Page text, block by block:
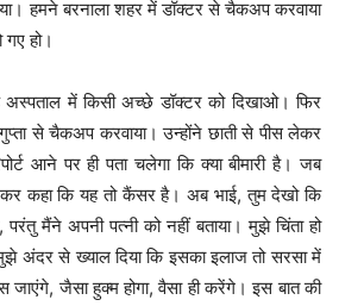
हमने बरनाला शहर में डॉक्टर से चैकअप करवाया
हो।
में किसी अच्छे डॉक्टर को दिखाओ। फिर
से चैकअप करवाया। उन्होंने छाती से पीस लेकर
आने पर ही पता चलेगा कि क्या बीमारी है। जब
कहा कि यह तो कैंसर है। अब भाई, तुम देखो कि
मैंने अपनी पत्नी को नहीं बताया। मुझे चिंता हो
अंदर से ख्याल दिया कि इसका इलाज तो सरसा में
जाएंगे, जैसा हुक्म होगा, वैसा ही करेंगे। इस बात की